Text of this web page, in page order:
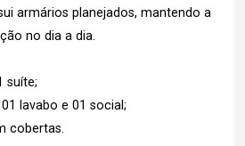
armários planejados, mantendo a
no dia a dia.
suíte;
lavabo e 01 social;
cobertas.